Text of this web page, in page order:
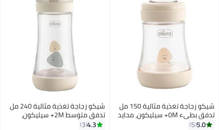
شيكو زجاجة تغذية مثالية 150 مل
تدفق بطيء 0M+ سيليكون، محايد
5.0
5
شيكو زجاجة تغذية مثالية 240 مل
تدفق متوسط 2M+ سيليكون،
محايد
4.3
3